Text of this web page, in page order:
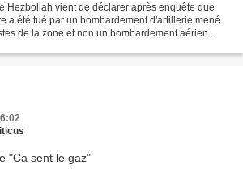
Hezbollah vient de déclarer après enquête que
a été tué par un bombardement d'artillerie mené
de la zone et non un bombardement aérien